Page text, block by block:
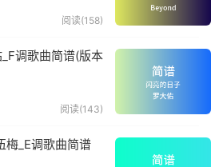
阅读(158)
调歌曲简谱(版本
阅读(143)
梅_E调歌曲简谱